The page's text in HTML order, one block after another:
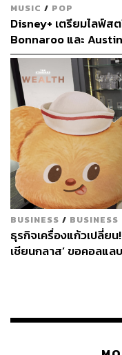
MUSIC / POP
Disney+ เตรียมไลฟ์
Bonnaroo และ
BUSINESS / BUSINESS
ธุรกิจเครื่องแก้วเปลี่ย
เชียนกลาส’ ขอคอลแ